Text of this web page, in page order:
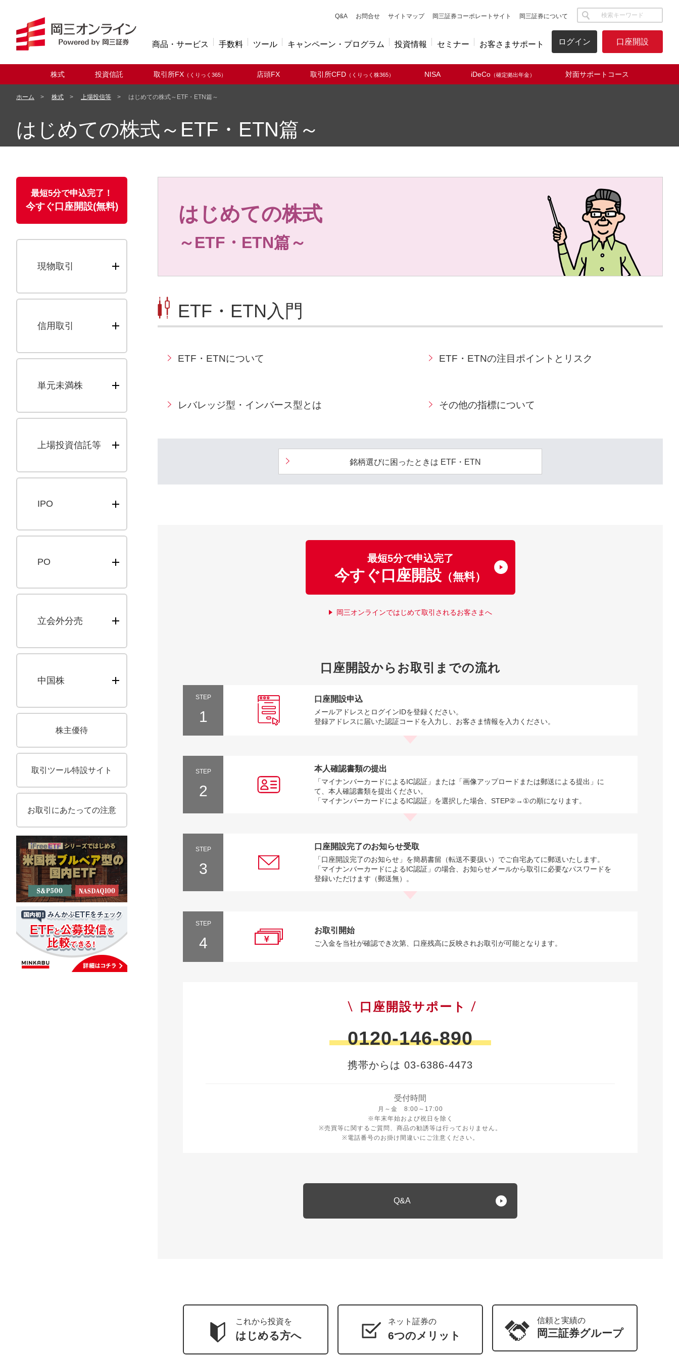
Q&Aキューアンドエー
お問合せ サイトマップ 岡三証券コーポレートサイト 岡三証券について サイト内検索
商品・サービス 手数料 ツール キャンペーン・プログラム 投資情報 セミナー お客さまサポート ログイン 口座開設
株式 投資信託 取引所FX（くりっく365） 店頭FX 取引所CFD（くりっく株365） NISA iDeCo（確定拠出年金） 対面サポートコース
ホーム 株式 上場投信等 はじめての株式～ETF・ETN篇～
はじめての株式～ETF・ETN篇～
はじめての株式
～ETF・ETN篇～
ETF・ETN入門
ETF・ETNについて ETF・ETNの注目ポイントとリスク
レバレッジ型・インバース型とは その他の指標について
銘柄選びに困ったときは ETF・ETN
最短5分で申込完了
今すぐ口座開設 （無料）
岡三オンラインではじめて取引されるお客さまへ
口座開設からお取引までの流れ
STEP
1
口座開設申込
メールアドレスとログインIDを登録ください。
登録アドレスに届いた認証コードを入力し、お客さま情報を入力ください。
STEP
2
本人確認書類の提出
「マイナンバーカードによるIC認証」または「画像アップロードまたは郵送による提出」に
て、本人確認書類を提出ください。
「マイナンバーカードによるIC認証」を選択した場合、STEP②→①の順になります。
STEP
3
口座開設完了のお知らせ受取
「口座開設完了のお知らせ」を簡易書留（転送不要扱い）でご自宅あてに郵送いたします。
「マイナンバーカードによるIC認証」の場合、お知らせメールから取引に必要なパスワードを
登録いただけます（郵送無）。
STEP
4
お取引開始
ご入金を当社が確認でき次第、口座残高に反映されお取引が可能となります。
口座開設サポート
0120-146-890
携帯からは 03-6386-4473
受付時間
月～金 8:00～17:00
月曜日から金曜日 8時から17時
※年末年始および祝日を除く
※売買等に関するご質問、商品の勧誘等は行っておりません。
※電話番号のお掛け間違いにご注意ください。
Q&A
これから投資を
はじめる方へ
ネット証券の
6つのメリット
信頼と実績の
岡三証券グループ
最短5分で申込完了！
今すぐ口座開設(無料)
現物取引
信用取引
単元未満株
上場投資信託等
IPO
PO
立会外分売
中国株
株主優待
取引ツール特設サイト
お取引にあたっての注意